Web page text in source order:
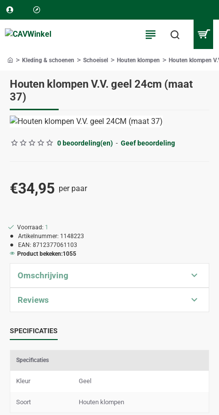
Houten klompen V.V. geel 24cm (maat
37)
Kleding & schoenen Schoeisel Houten klompen Houten klompen
0 beoordeling(en) - Geef beoordeling
€34,95 per paar
Voorraad: 1
Artikelnummer: 1148223
EAN: 8712377061103
Product bekeken:1055
Omschrijving
Reviews
SPECIFICATIES
Specificaties
Kleur Geel
Soort Houten klompen